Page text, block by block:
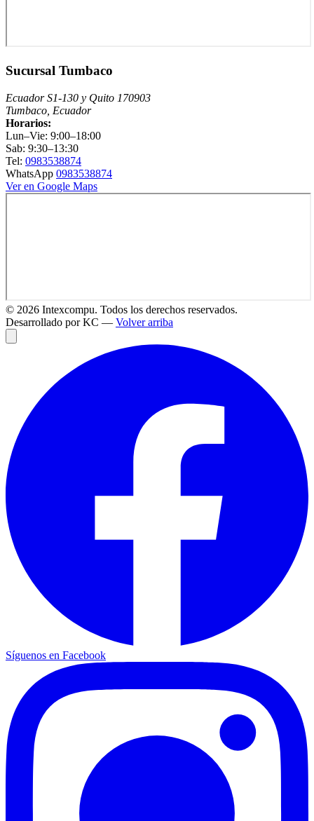
Sucursal Tumbaco
Ecuador S1-130 y Quito 170903
Tumbaco, Ecuador
Horarios:
Lun–Vie: 9:00–18:00
Sab: 9:30–13:30
Tel: 0983538874
WhatsApp 0983538874
Ver en Google Maps
© 2026 Intexcompu. Todos los derechos reservados.
Desarrollado por KC — Volver arriba
Síguenos en Facebook